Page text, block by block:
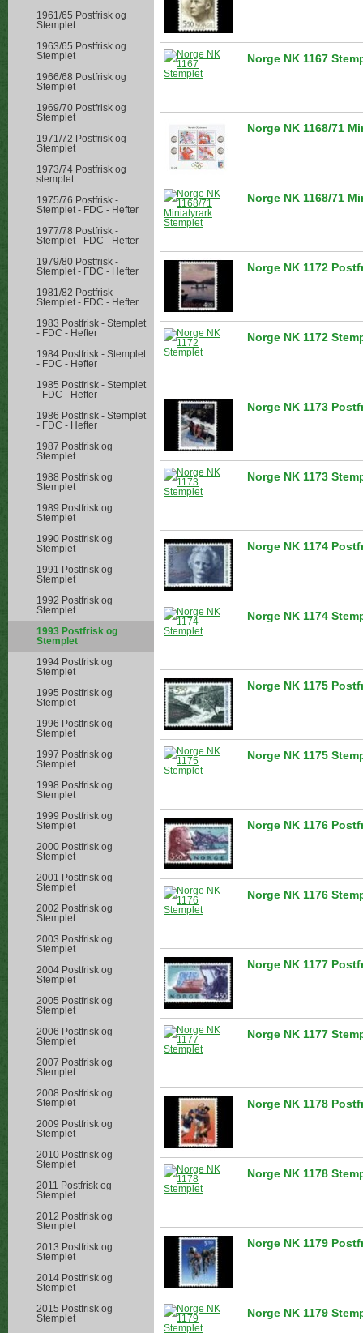
1961/65 Postfrisk og
Stemplet
1963/65 Postfrisk og
Stemplet
1966/68 Postfrisk og
Stemplet
1969/70 Postfrisk og
Stemplet
1971/72 Postfrisk og
Stemplet
1973/74 Postfrisk og
stemplet
1975/76 Postfrisk -
Stemplet - FDC - Hefter
1977/78 Postfrisk -
Stemplet - FDC - Hefter
1979/80 Postfrisk -
Stemplet - FDC - Hefter
1981/82 Postfrisk -
Stemplet - FDC - Hefter
1983 Postfrisk - Stemplet
- FDC - Hefter
1984 Postfrisk - Stemplet
- FDC - Hefter
1985 Postfrisk - Stemplet
- FDC - Hefter
1986 Postfrisk - Stemplet
- FDC - Hefter
1987 Postfrisk og
Stemplet
1988 Postfrisk og
Stemplet
1989 Postfrisk og
Stemplet
1990 Postfrisk og
Stemplet
1991 Postfrisk og
Stemplet
1992 Postfrisk og
Stemplet
1993 Postfrisk og
Stemplet
1994 Postfrisk og
Stemplet
1995 Postfrisk og
Stemplet
1996 Postfrisk og
Stemplet
1997 Postfrisk og
Stemplet
1998 Postfrisk og
Stemplet
1999 Postfrisk og
Stemplet
2000 Postfrisk og
Stemplet
2001 Postfrisk og
Stemplet
2002 Postfrisk og
Stemplet
2003 Postfrisk og
Stemplet
2004 Postfrisk og
Stemplet
2005 Postfrisk og
Stemplet
2006 Postfrisk og
Stemplet
2007 Postfrisk og
Stemplet
2008 Postfrisk og
Stemplet
2009 Postfrisk og
Stemplet
2010 Postfrisk og
Stemplet
2011 Postfrisk og
Stemplet
2012 Postfrisk og
Stemplet
2013 Postfrisk og
Stemplet
2014 Postfrisk og
Stemplet
2015 Postfrisk og
Stemplet
Norge NK 1167
Norge NK 1168/71
Norge NK 1168/71
Norge NK 1172
Norge NK 1172
Norge NK 1173
Norge NK 1173
Norge NK 1174
Norge NK 1174
Norge NK 1175
Norge NK 1175
Norge NK 1176
Norge NK 1176
Norge NK 1177
Norge NK 1177
Norge NK 1178
Norge NK 1178
Norge NK 1179
Norge NK 1179